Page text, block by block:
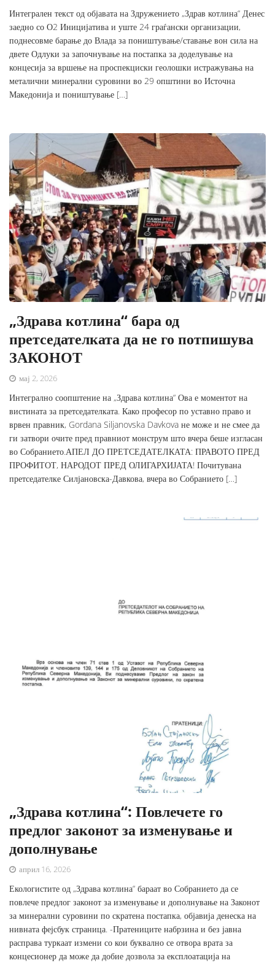
Интегрален текст од објавата на Здружението „Здрав котлина“ Денес
заедно со О2 Иницијатива и уште 24 граѓански организации,
поднесовме барање до Влада за поништување/ставање вон сила на
двете Одлуки за започнување на постапка за доделување на
концесија за вршење на проспекциски геолошки истражувања на
металични минерални суровини во 29 општини во Источна
Македонија и поништување […]
„Здрава котлина“ бара од
претседателката да не го потпишува
ЗАКОНОТ
мај 2, 2026
Интегрално соопштение на „Здрава котлина“ Ова е моментот на
вистината за претседателката. Како професор по уставно право и
врвен правник, Gordana Siljanovska Davkova не може и не смее да
ги затвори очите пред правниот монструм што вчера беше изгласан
во Собранието.АПЕЛ ДО ПРЕТСЕДАТЕЛКАТА: ПРАВОТО ПРЕД
ПРОФИТОТ, НАРОДОТ ПРЕД ОЛИГАРХИЈАТА! Почитувана
претседателке Силјановска-Давкова, вчера во Собранието […]
„Здрава котлина“: Повлечете го
предлог законот за изменување и
дополнување
април 16, 2026
Екологистите од „Здрава котлина“ бараат во Собранието да се
повлече предлог законот за изменување и дополнување на Законот
за минерални суровини по скратена постапка, објавија денеска на
нивната фејсбук страница. -Пратениците набрзина и без јавна
расправа туркаат измени со кои буквално се отвора врата за
концесионер да може да добие дозвола за експлоатација на